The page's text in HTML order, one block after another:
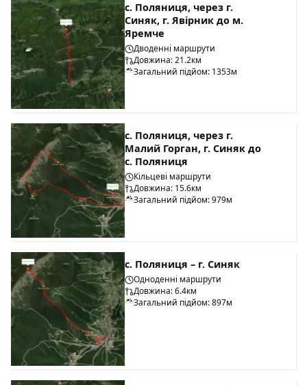
с. Поляниця, через г.
Синяк, г. Явірник до м.
Яремче
Дводенні маршрути
Довжина: 21.2км
Загальний підйом: 1353м
с. Поляниця, через г.
Малий Горган, г. Синяк до
с. Поляниця
Кільцеві маршрути
Довжина: 15.6км
Загальний підйом: 979м
с. Поляниця – г. Синяк
Одноденні маршрути
Довжина: 6.4км
Загальний підйом: 897м